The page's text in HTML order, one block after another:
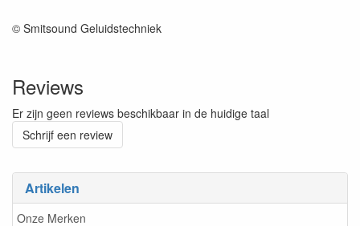
Artikelen
Onze Merken
© Smitsound Geluidstechniek
Reviews
Er zijn geen reviews beschikbaar in de huidige taal
Schrijf een review